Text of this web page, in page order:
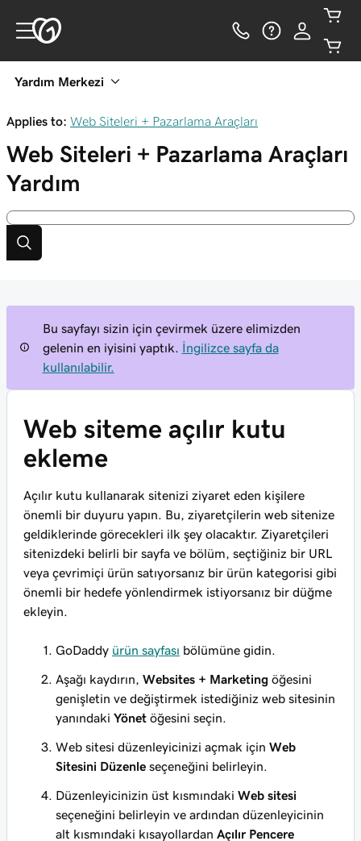
Yardım Merkezi
Applies to: Web Siteleri + Pazarlama Araçları
Web Siteleri + Pazarlama Araçları
Yardım
Bu sayfayı sizin için çevirmek üzere elimizden
gelenin en iyisini yaptık.
İngilizce sayfa da
kullanılabilir.
Web siteme açılır kutu
ekleme
Açılır kutu kullanarak sitenizi ziyaret eden kişilere
önemli bir duyuru yapın. Bu, ziyaretçilerin web sitenize
geldiklerinde görecekleri ilk şey olacaktır. Ziyaretçileri
sitenizdeki belirli bir sayfa ve bölüm, seçtiğiniz bir URL
veya çevrimiçi ürün satıyorsanız bir ürün kategorisi gibi
önemli bir hedefe yönlendirmek istiyorsanız bir düğme
ekleyin.
GoDaddy ürün sayfası bölümüne gidin.
Aşağı kaydırın, Websites + Marketing öğesini
genişletin ve değiştirmek istediğiniz web sitesinin
yanındaki Yönet öğesini seçin.
Web sitesi düzenleyicinizi açmak için Web
Sitesini Düzenle seçeneğini belirleyin.
Düzenleyicinizin üst kısmındaki Web sitesi
seçeneğini belirleyin ve ardından düzenleyicinin
alt kısmındaki kısayollardan Açılır Pencere